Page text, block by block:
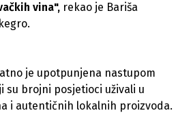
vina", rekao je Bariša
je upotpunjena nastupom
su brojni posjetioci uživali u
i autentičnih lokalnih proizvoda.